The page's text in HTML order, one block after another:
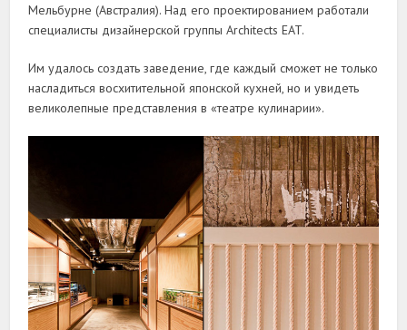
Мельбурне (Австралия). Над его проектированием работали
специалисты дизайнерской группы Architects EAT.
Им удалось создать заведение, где каждый сможет не только
насладиться восхитительной японской кухней, но и увидеть
великолепные представления в «театре кулинарии».